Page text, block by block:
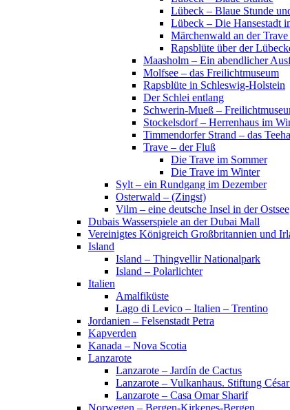
Lübeck – Blaue Stunde
Lübeck – Die Hansestadt
Märchenwald an der
Rapsblüte über der
Maasholm – Ein abendlicher
Molfsee – das Freilichtmuseum
Rapsblüte in Schleswig-Holstein
Der Schlei entlang
Schwerin-Mueß –
Stockelsdorf – Herrenhaus im
Timmendorfer Strand – das
Trave – der Fluß
Die Trave im Sommer
Die Trave im Winter
Sylt – ein Rundgang im Dezember
Osterwald – (Zingst)
Vilm – eine deutsche Insel in der Ostsee
Dubais Wasserspiele an der Dubai Mall
Vereinigtes Königreich Großbritannien und
Island
Island – Thingvellir Nationalpark
Island – Polarlichter
Italien
Amalfiküste
Lago di Levico – Italien – Trentino
Jordanien – Felsenstadt Petra
Kapverden
Kanada – Nova Scotia
Lanzarote
Lanzarote – Jardín de Cactus
Lanzarote – Vulkanhaus. Stiftung
Lanzarote – Casa Omar Sharif
Norwegen – Bergen-Kirkenes-Bergen